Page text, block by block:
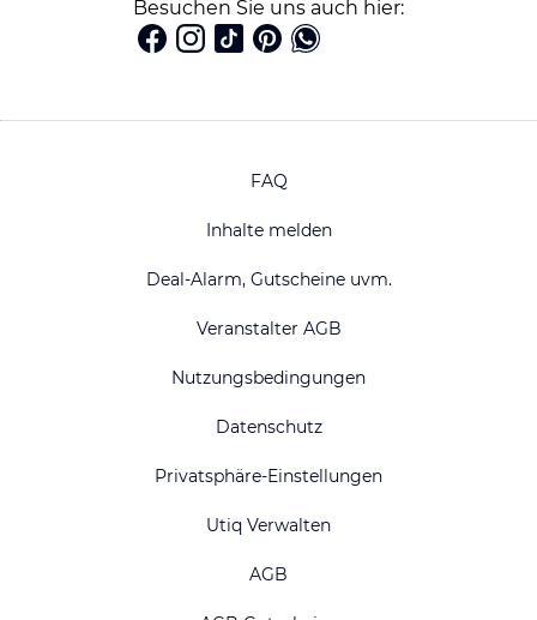
Besuchen Sie uns auch hier:
FAQ
Inhalte melden
Deal-Alarm, Gutscheine uvm.
Veranstalter AGB
Nutzungsbedingungen
Datenschutz
Privatsphäre-Einstellungen
Utiq Verwalten
AGB